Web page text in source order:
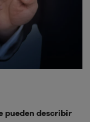
pueden describir